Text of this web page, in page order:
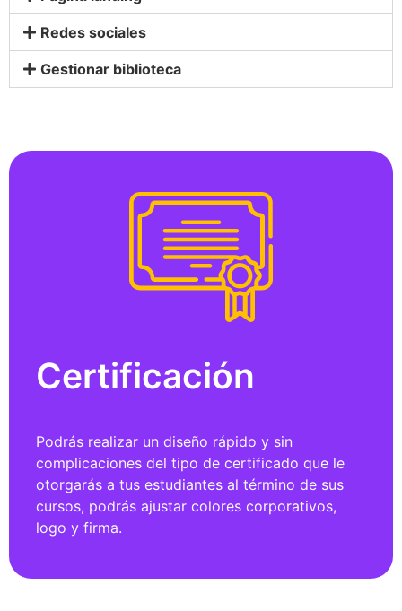
Redes sociales
Gestionar biblioteca
Certificación
Podrás realizar un diseño rápido y sin
complicaciones del tipo de certificado que le
otorgarás a tus estudiantes al término de sus
cursos, podrás ajustar colores corporativos,
logo y firma.